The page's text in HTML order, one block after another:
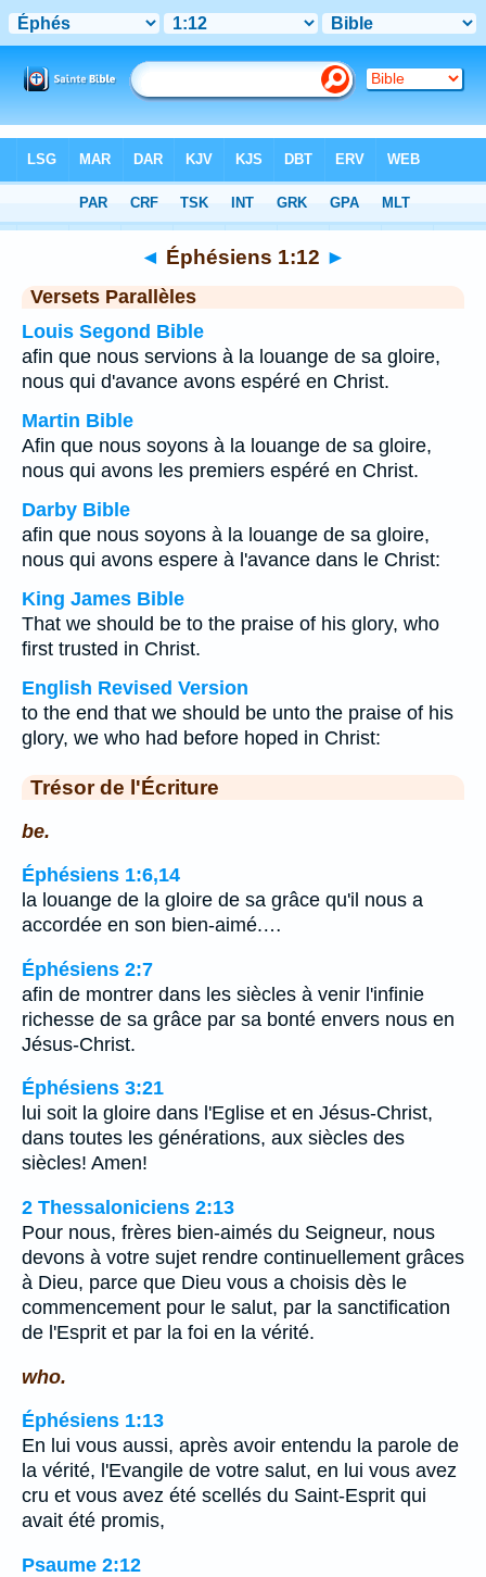
Chapitre 1 > Verset 12
◄ Éphésiens 1:12 ►
Versets Parallèles
Louis Segond Bible
afin que nous servions à la louange de sa gloire,
nous qui d'avance avons espéré en Christ.
Martin Bible
Afin que nous soyons à la louange de sa gloire,
nous qui avons les premiers espéré en Christ.
Darby Bible
afin que nous soyons à la louange de sa gloire,
nous qui avons espere à l'avance dans le Christ:
King James Bible
That we should be to the praise of his glory, who
first trusted in Christ.
English Revised Version
to the end that we should be unto the praise of his
glory, we who had before hoped in Christ:
Trésor de l'Écriture
be.
Éphésiens 1:6,14
la louange de la gloire de sa grâce qu'il nous a
accordée en son bien-aimé.…
Éphésiens 2:7
afin de montrer dans les siècles à venir l'infinie
richesse de sa grâce par sa bonté envers nous en
Jésus-Christ.
Éphésiens 3:21
lui soit la gloire dans l'Eglise et en Jésus-Christ,
dans toutes les générations, aux siècles des
siècles! Amen!
2 Thessaloniciens 2:13
Pour nous, frères bien-aimés du Seigneur, nous
devons à votre sujet rendre continuellement grâces
à Dieu, parce que Dieu vous a choisis dès le
commencement pour le salut, par la sanctification
de l'Esprit et par la foi en la vérité.
who.
Éphésiens 1:13
En lui vous aussi, après avoir entendu la parole de
la vérité, l'Evangile de votre salut, en lui vous avez
cru et vous avez été scellés du Saint-Esprit qui
avait été promis,
Psaume 2:12